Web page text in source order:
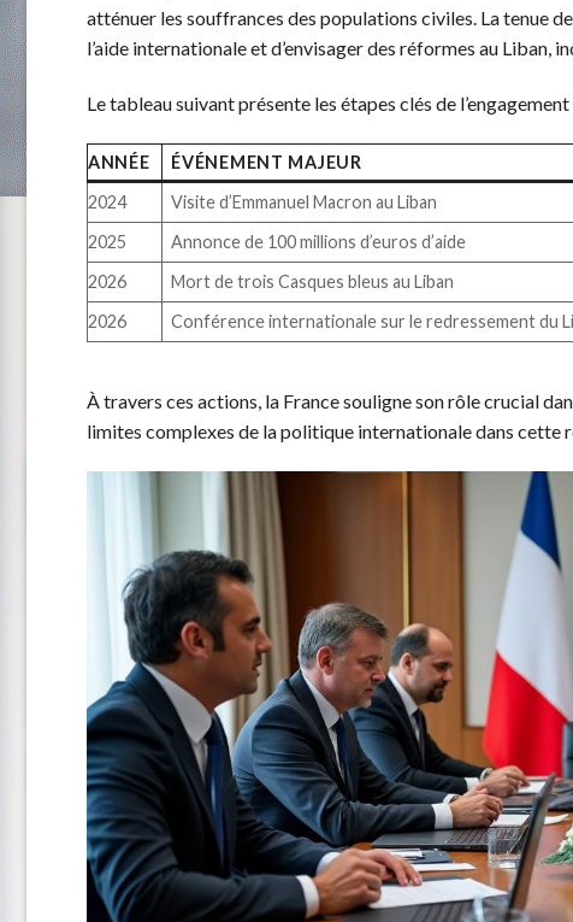
atténuer les souffrances des populations civiles. La tenue
l’aide internationale et d’envisager des réformes au
Le tableau suivant présente les étapes clés de
ANNÉE ÉVÉNEMENT MAJEUR
2024
Visite d’Emmanuel Macron au Liban
2025
Annonce de 100 millions d’euros d’aide
2026
Mort de trois Casques bleus au Liban
2026
Conférence internationale sur le redressement du
À travers ces actions, la France souligne son rôle crucial
limites complexes de la politique internationale dans cette